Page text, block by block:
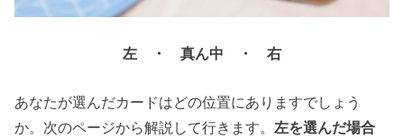
左 ・ 真ん中 ・ 右
あなたが選んだカードはどの位置にありますでしょう
か。次のページから解説して行きます。左を選んだ場合